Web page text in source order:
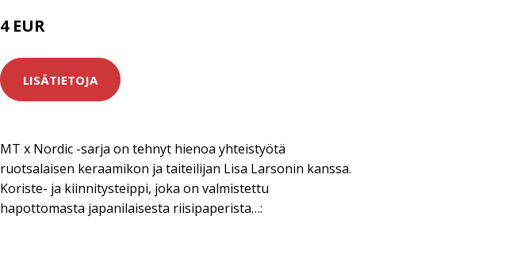
4 EUR
LISÄTIETOJA
MT x Nordic -sarja on tehnyt hienoa yhteistyötä
ruotsalaisen keraamikon ja taiteilijan Lisa Larsonin kanssa.
Koriste- ja kiinnitysteippi, joka on valmistettu
hapottomasta japanilaisesta riisipaperista…: